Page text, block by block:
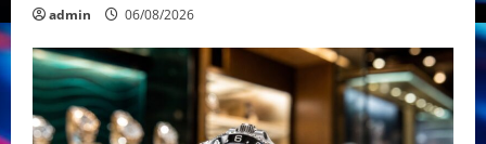
admin 06/08/2026